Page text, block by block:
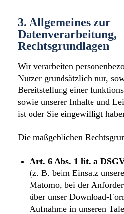
3. Allgemeines zur
Datenverarbeitung,
Rechtsgrundlagen
Wir verarbeiten
Nutzer grundsätzlich nur,
Bereitstellung einer
sowie unserer Inhalte und
ist oder Sie eingewilligt
Die maßgeblichen
Art. 6 Abs. 1 lit. a
(z. B. beim Einsatz
Matomo, bei der
über unser Download-
Aufnahme in unseren